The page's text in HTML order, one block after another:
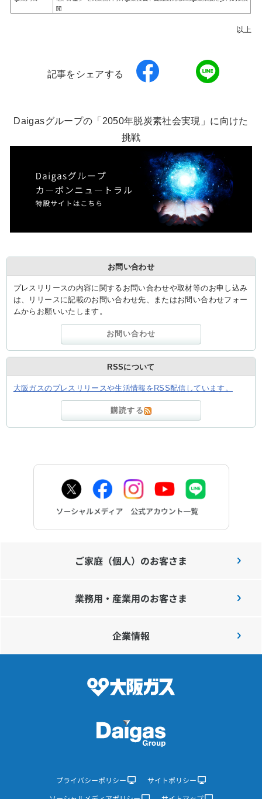
以上
記事をシェアする
Daigasグループの「2050年脱炭素社会実現」に向けた
挑戦
お問い合わせ
プレスリリースの内容に関するお問い合わせや取材等のお申し込み
は、リリースに記載のお問い合わせ先、またはお問い合わせフォー
ムからお願いいたします。
お問い合わせ
RSSについて
大阪ガスのプレスリリースや生活情報をRSS配信しています。
購読する
ご家庭（個人）のお客さま
業務用・産業用のお客さま
企業情報
プライバシーポリシー
サイトポリシー